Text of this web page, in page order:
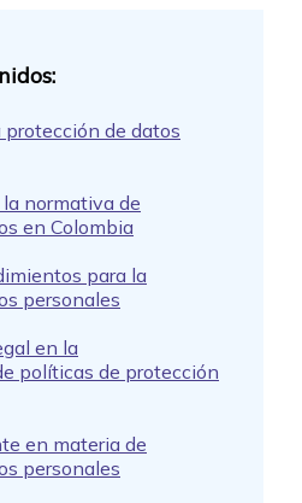
de datos
normativa de
en Colombia
para la
personales
en la
políticas de protección
en materia de
personales